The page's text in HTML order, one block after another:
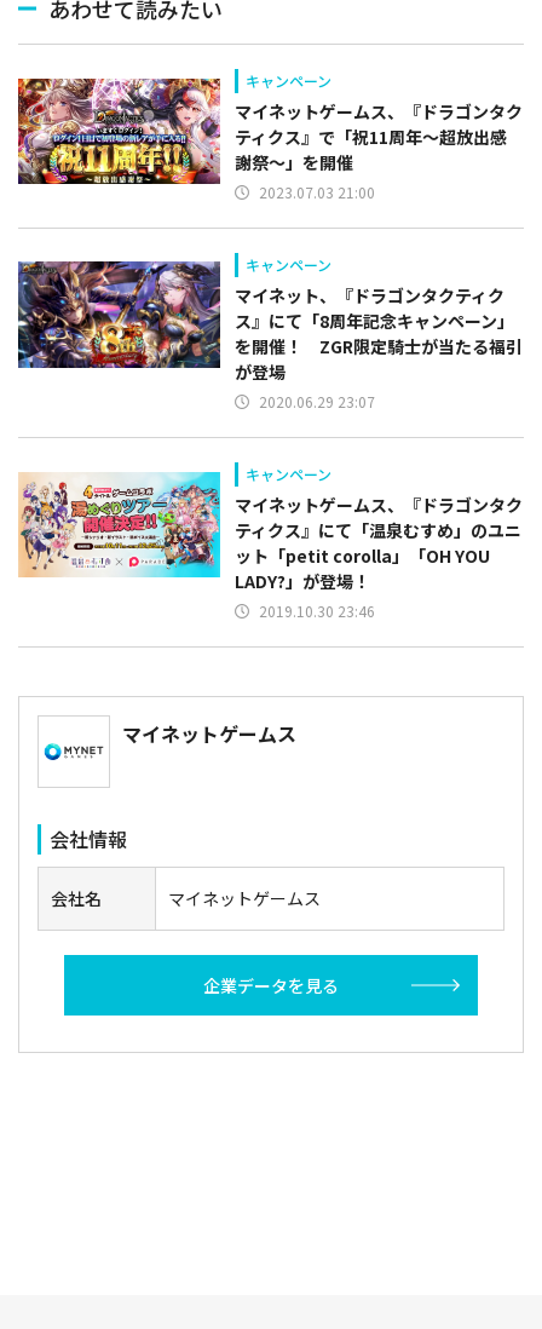
あわせて読みたい
キャンペーン
マイネットゲームス、『ドラゴンタク
ティクス』で「祝11周年～超放出感
謝祭～」を開催
2023.07.03 21:00
キャンペーン
マイネット、『ドラゴンタクティク
ス』にて「8周年記念キャンペーン」
を開催！ ZGR限定騎士が当たる福引
が登場
2020.06.29 23:07
キャンペーン
マイネットゲームス、『ドラゴンタク
ティクス』にて「温泉むすめ」のユニ
ット「petit corolla」「OH YOU
LADY?」が登場！
2019.10.30 23:46
マイネットゲームス
会社情報
会社名 マイネットゲームス
企業データを見る